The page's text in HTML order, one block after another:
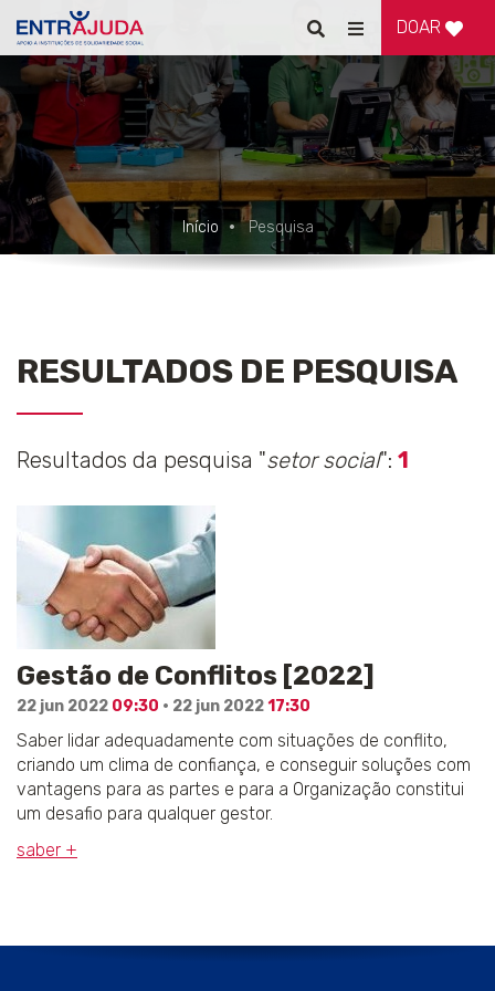
Pesquisar
Alternar
de
navegação
DOAR
Início Pesquisa
RESULTADOS DE PESQUISA
Resultados da pesquisa "setor social": 1
Gestão de Conflitos [2022]
22 jun 2022 09:30 · 22 jun 202217:30
Saber lidar adequadamente com situações de conflito,
criando um clima de confiança, e conseguir soluções com
vantagens para as partes e para a Organização constitui
um desafio para qualquer gestor.
saber +